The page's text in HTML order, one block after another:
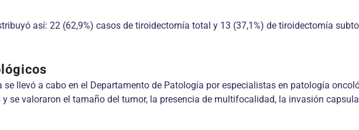
así: 22 (62,9%) casos de tiroidectomía total y 13 (37,1%) de tiroidectomía
llevó a cabo en el Departamento de Patología por especialistas en patología
se valoraron el tamaño del tumor, la presencia de multifocalidad, la invasión